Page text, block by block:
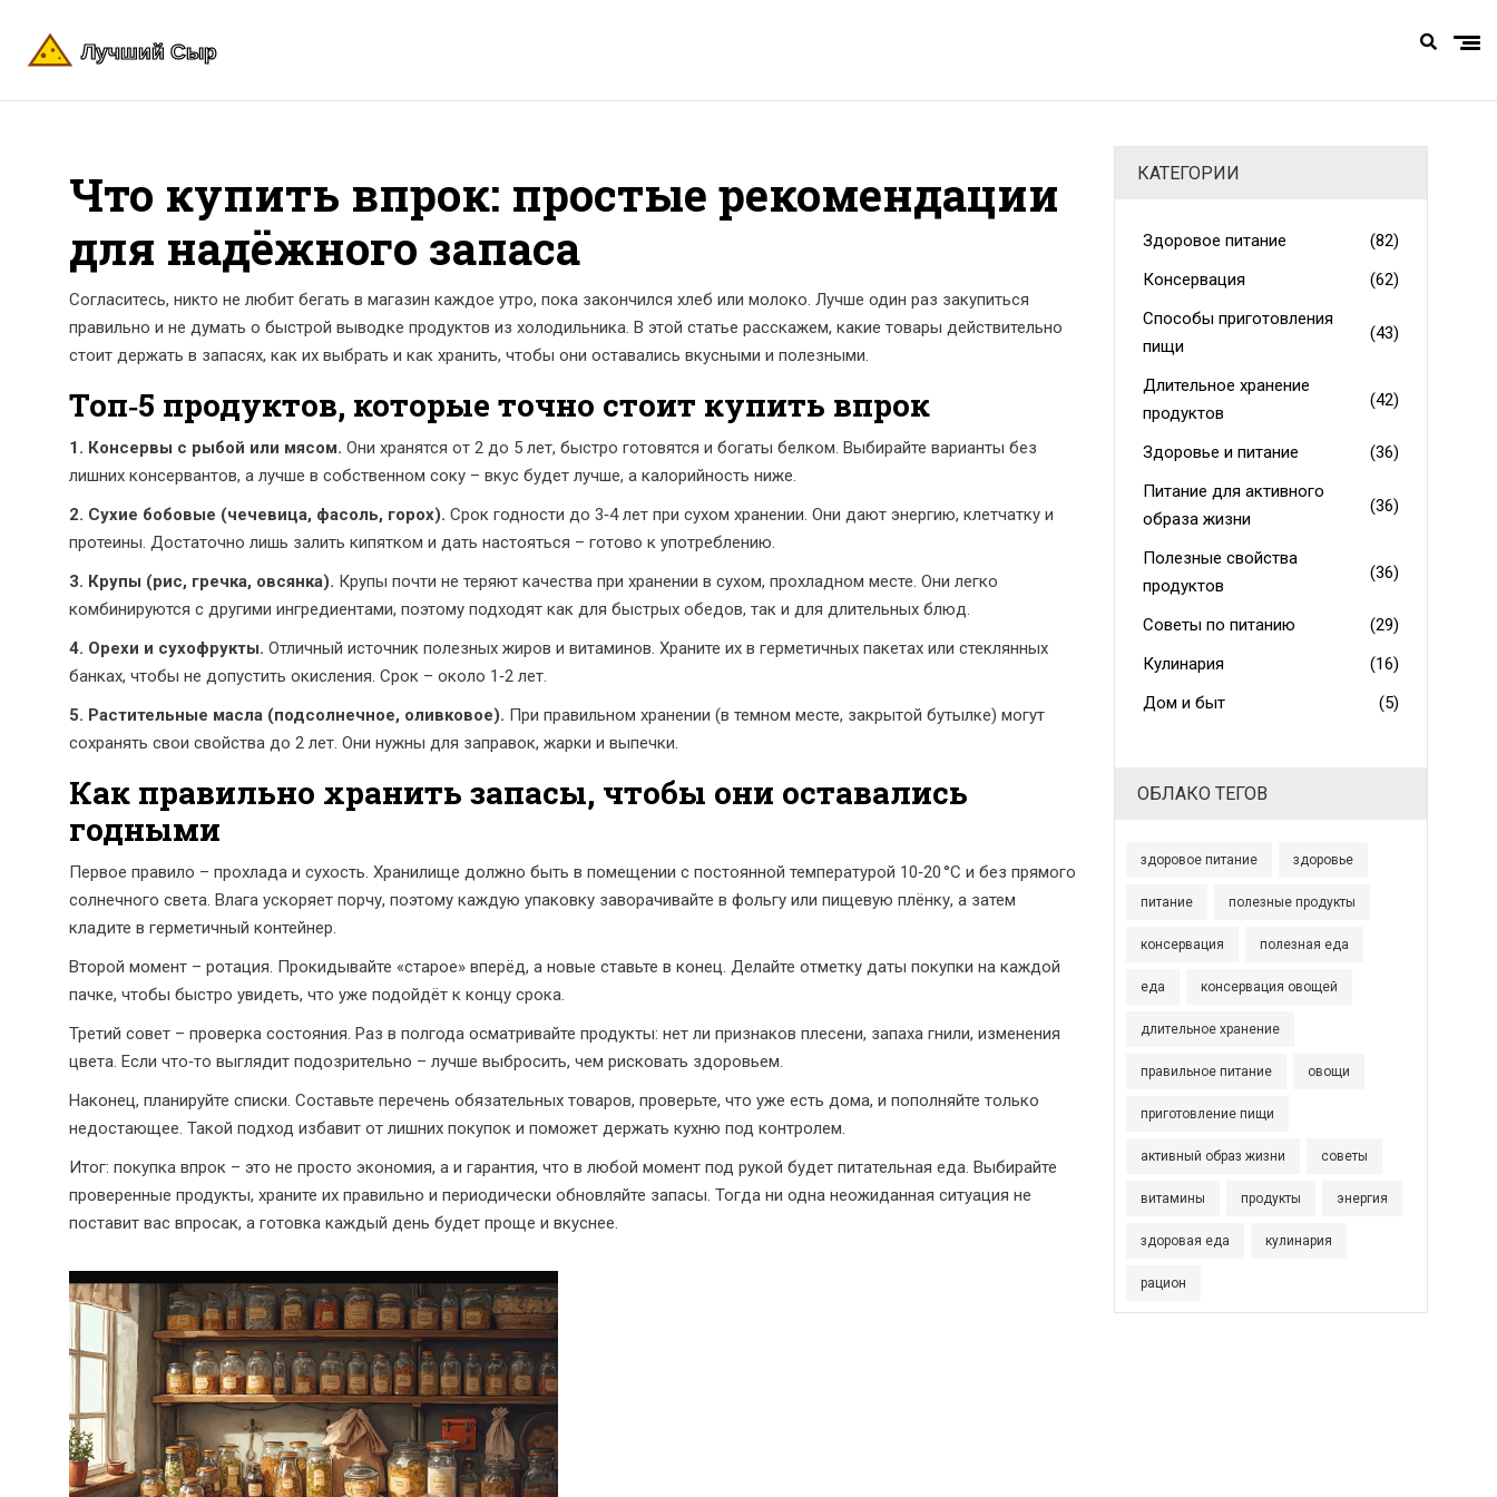
Что купить впрок: простые рекомендации
для надёжного запаса
Согласитесь, никто не любит бегать в магазин каждое утро, пока закончился хлеб или молоко. Лучше один раз закупиться
правильно и не думать о быстрой выводке продуктов из холодильника. В этой статье расскажем, какие товары действительно
стоит держать в запасях, как их выбрать и как хранить, чтобы они оставались вкусными и полезными.
Топ‑5 продуктов, которые точно стоит купить впрок
1. Консервы с рыбой или мясом. Они хранятся от 2 до 5 лет, быстро готовятся и богаты белком. Выбирайте варианты без
лишних консервантов, а лучше в собственном соку – вкус будет лучше, а калорийность ниже.
2. Сухие бобовые (чечевица, фасоль, горох). Срок годности до 3‑4 лет при сухом хранении. Они дают энергию, клетчатку и
протеины. Достаточно лишь залить кипятком и дать настояться – готово к употреблению.
3. Крупы (рис, гречка, овсянка). Крупы почти не теряют качества при хранении в сухом, прохладном месте. Они легко
комбинируются с другими ингредиентами, поэтому подходят как для быстрых обедов, так и для длительных блюд.
4. Орехи и сухофрукты. Отличный источник полезных жиров и витаминов. Храните их в герметичных пакетах или стеклянных
банках, чтобы не допустить окисления. Срок – около 1‑2 лет.
5. Растительные масла (подсолнечное, оливковое). При правильном хранении (в темном месте, закрытой бутылке) могут
сохранять свои свойства до 2 лет. Они нужны для заправок, жарки и выпечки.
Как правильно хранить запасы, чтобы они оставались
годными
Первое правило – прохлада и сухость. Хранилище должно быть в помещении с постоянной температурой 10‑20 °C и без прямого
солнечного света. Влага ускоряет порчу, поэтому каждую упаковку заворачивайте в фольгу или пищевую плёнку, а затем
кладите в герметичный контейнер.
Второй момент – ротация. Прокидывайте «старое» вперёд, а новые ставьте в конец. Делайте отметку даты покупки на каждой
пачке, чтобы быстро увидеть, что уже подойдёт к концу срока.
Третий совет – проверка состояния. Раз в полгода осматривайте продукты: нет ли признаков плесени, запаха гнили, изменения
цвета. Если что‑то выглядит подозрительно – лучше выбросить, чем рисковать здоровьем.
Наконец, планируйте списки. Составьте перечень обязательных товаров, проверьте, что уже есть дома, и пополняйте только
недостающее. Такой подход избавит от лишних покупок и поможет держать кухню под контролем.
Итог: покупка впрок – это не просто экономия, а и гарантия, что в любой момент под рукой будет питательная еда. Выбирайте
проверенные продукты, храните их правильно и периодически обновляйте запасы. Тогда ни одна неожиданная ситуация не
поставит вас впросак, а готовка каждый день будет проще и вкуснее.
КАТЕГОРИИ
Здоровое питание
(82)
Консервация
(62)
Способы приготовления
пищи
(43)
Длительное хранение
продуктов
(42)
Здоровье и питание
(36)
Питание для активного
образа жизни
(36)
Полезные свойства
продуктов
(36)
Советы по питанию
(29)
Кулинария
(16)
Дом и быт
(5)
ОБЛАКО ТЕГОВ
здоровое питание здоровье
питание полезные продукты
консервация полезная еда
еда консервация овощей
длительное хранение
правильное питание овощи
приготовление пищи
активный образ жизни советы
витамины продукты энергия
здоровая еда кулинария
рацион